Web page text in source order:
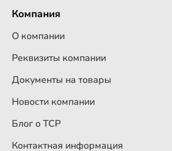
Компания
О компании
Реквизиты компании
Документы на товары
Новости компании
Блог о ТСР
Контактная информация